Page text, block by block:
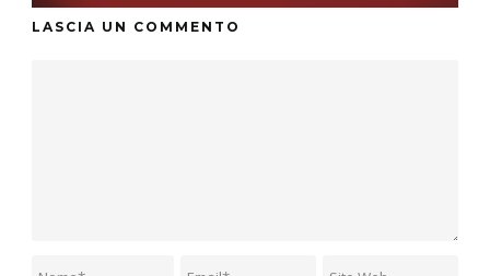
LASCIA UN COMMENTO